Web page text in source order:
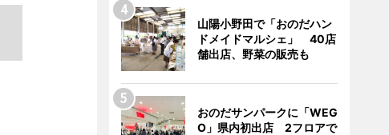
山陽小野田で「おのだハン
ドメイドマルシェ」 40店
舗出店、野菜の販売も
おのだサンパークに「WEG
O」県内初出店 2フロアで